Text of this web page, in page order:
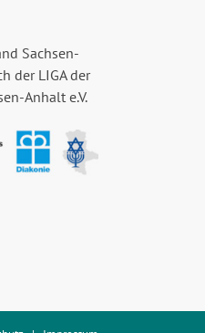
Sachsen-
der LIGA der
Anhalt e.V.